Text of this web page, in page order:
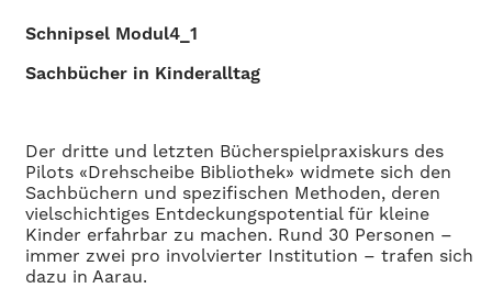
Schnipsel Modul4_1
Sachbücher in Kinderalltag
Der dritte und letzten Bücherspielpraxiskurs des
Pilots «Drehscheibe Bibliothek» widmete sich den
Sachbüchern und spezifischen Methoden, deren
vielschichtiges Entdeckungspotential für kleine
Kinder erfahrbar zu machen. Rund 30 Personen –
immer zwei pro involvierter Institution – trafen sich
dazu in Aarau.